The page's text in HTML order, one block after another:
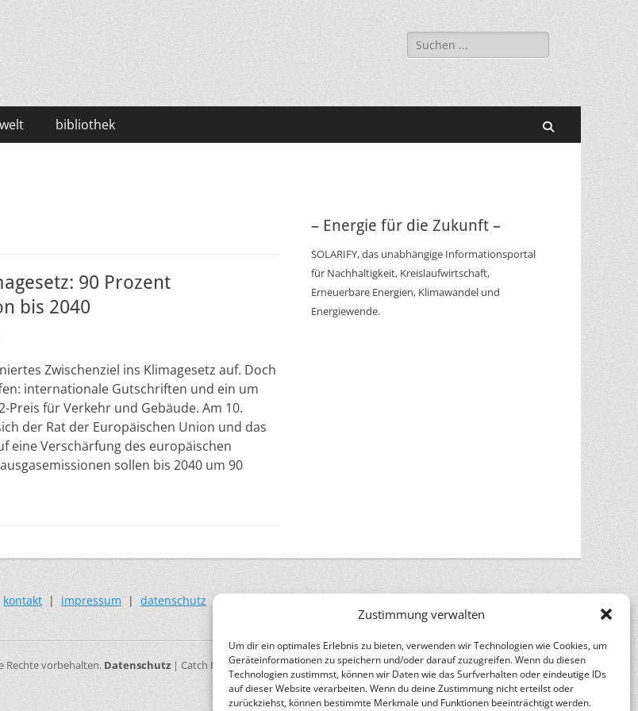
Zustimmung verwalten
Um dir ein optimales Erlebnis zu bieten, verwenden wir Technologien wie Cookies, um
Geräteinformationen zu speichern und/oder darauf zuzugreifen. Wenn du diesen
Technologien zustimmst, können wir Daten wie das Surfverhalten oder eindeutige IDs
auf dieser Website verarbeiten. Wenn du deine Zustimmung nicht erteilst oder
zurückziehst, können bestimmte Merkmale und Funktionen beeinträchtigt werden.
Suchen
nach:
bibliothek
90 Prozent
bis 2040
Zwischenziel ins Klimagesetz auf. Doch
internationale Gutschriften und ein um
Preis für Verkehr und Gebäude. Am 10.
der Rat der Europäischen Union und das
eine Verschärfung des europäischen
sollen bis 2040 um 90
– Energie für die Zukunft –
SOLARIFY, das unabhängige Informationsportal
für Nachhaltigkeit, Kreislaufwirtschaft,
Erneuerbare Energien, Klimawandel und
Energiewende.
kontakt | impressum | datenschutz
Rechte vorbehalten. Datenschutz| Catch Responsive vonCatch Themes